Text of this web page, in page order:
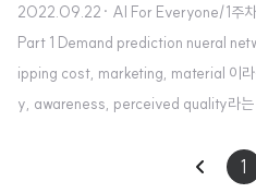
2022.09.22 · AI For Everyone/1주차
Part 1 Demand prediction nueral
ipping cost, marketing, material 이
y, awareness, perceived quality라는
put에서 output으로 mapping하는 작업
1